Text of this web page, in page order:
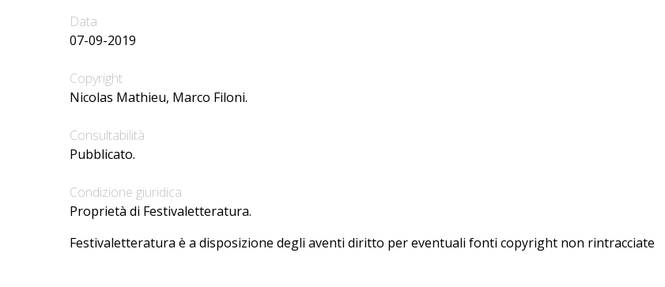
Data
07-09-2019
Copyright
Nicolas Mathieu, Marco Filoni.
Consultabilità
Pubblicato.
Condizione giuridica
Proprietà di Festivaletteratura.
Festivaletteratura è a disposizione degli aventi diritto per eventuali fonti copyright non rintracciate